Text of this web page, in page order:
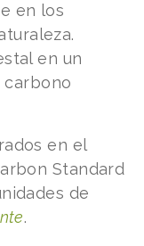
en los
en un
carbono
en el
Standard
de
.